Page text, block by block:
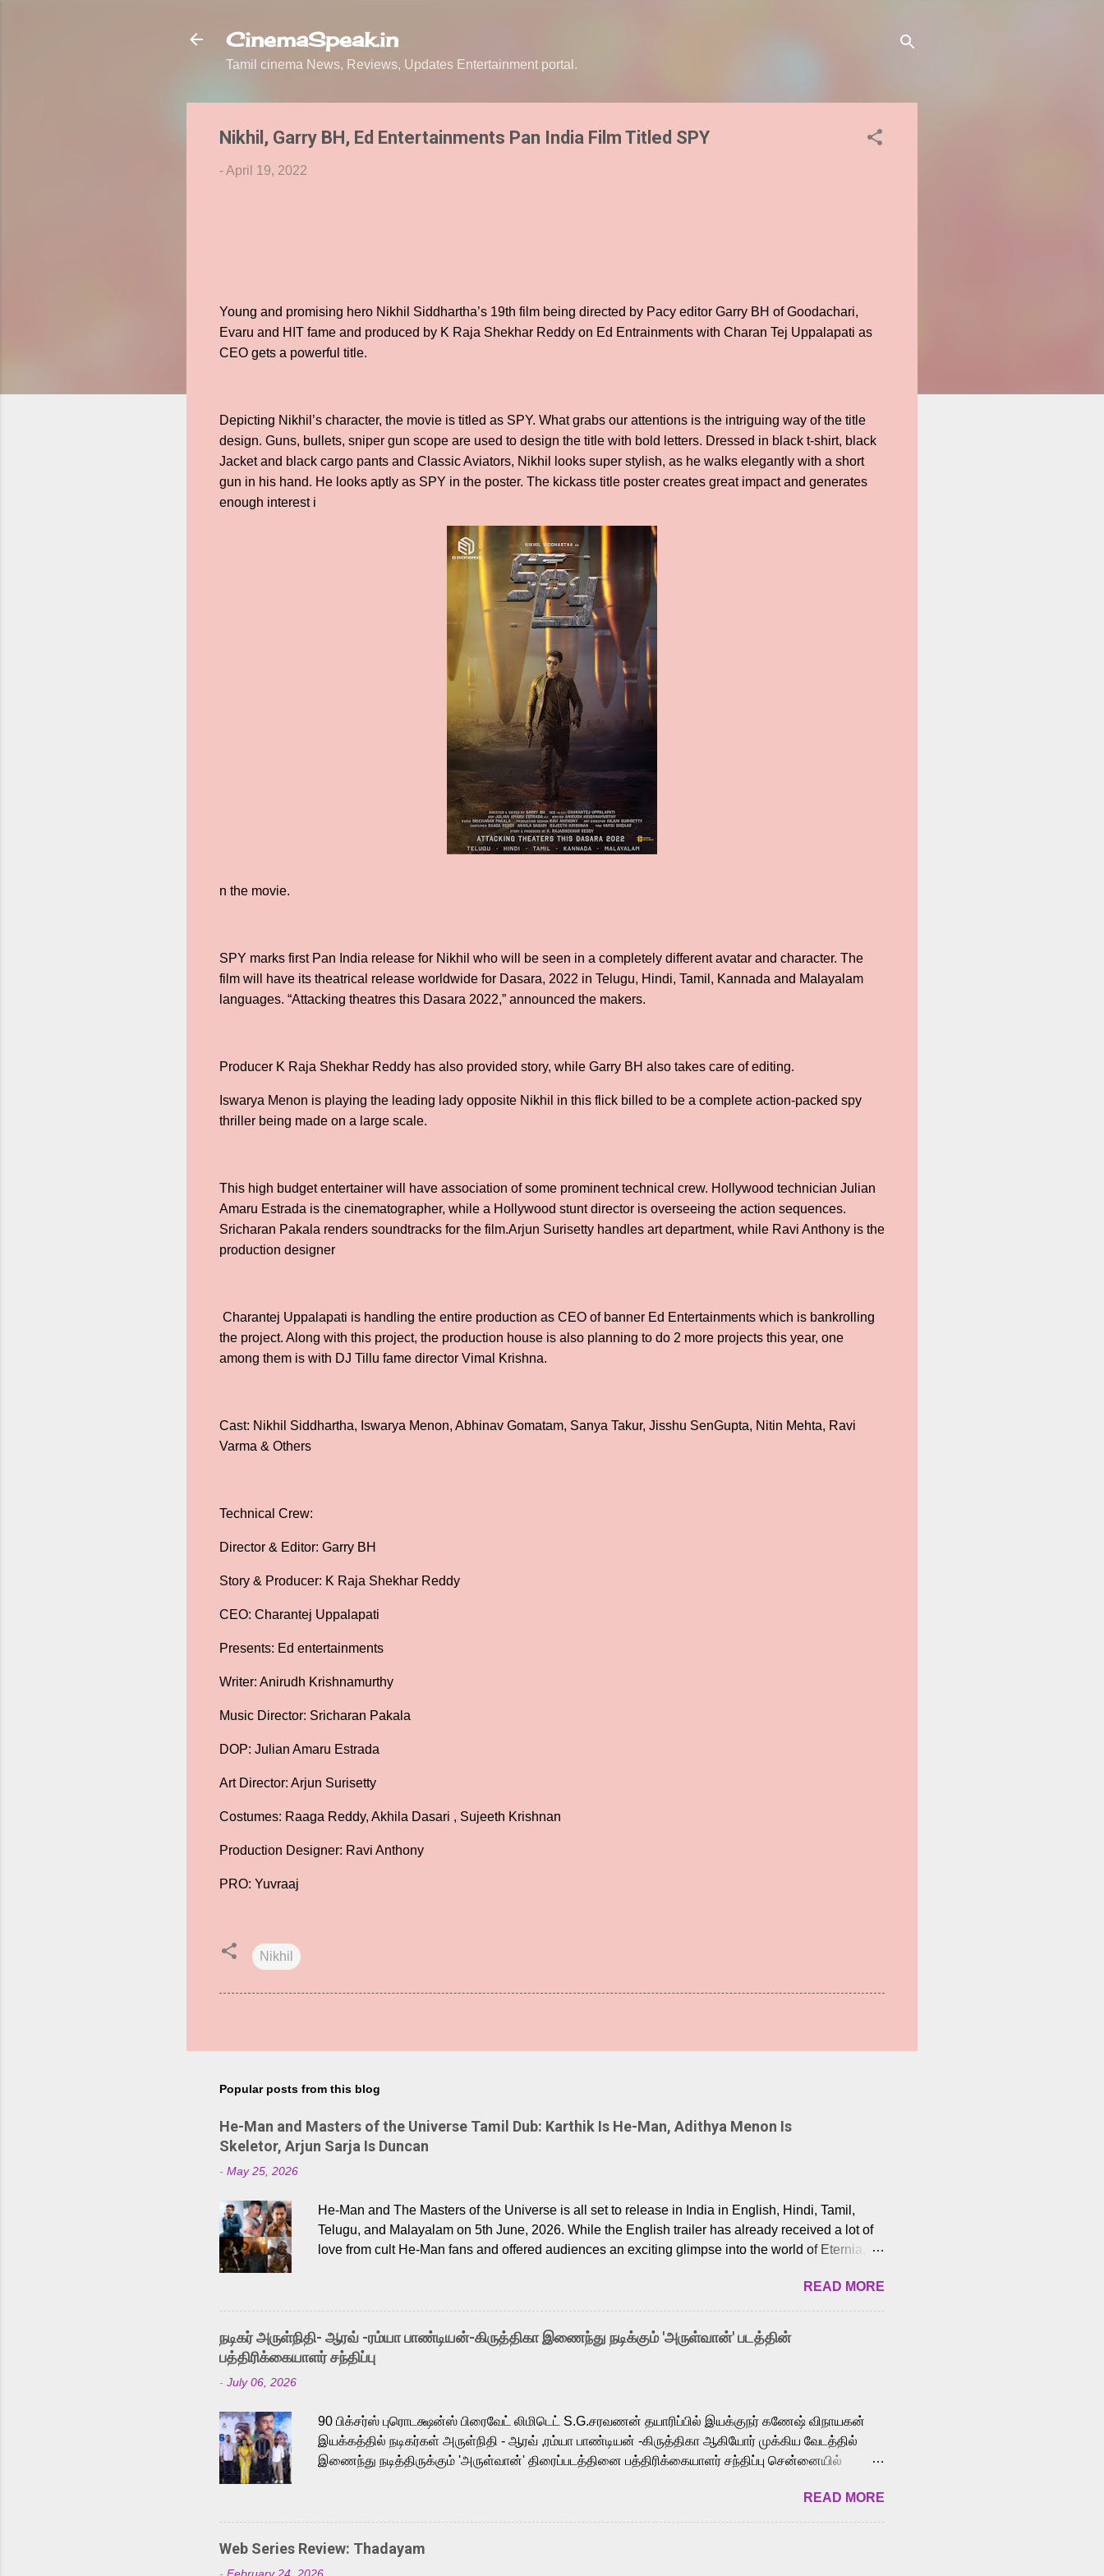
CinemaSpeak.in
Tamil cinema News, Reviews, Updates Entertainment portal.
Nikhil, Garry BH, Ed Entertainments Pan India Film Titled SPY
-April 19, 2022
Young and promising hero Nikhil Siddhartha’s 19th film being directed by Pacy editor Garry BH of Goodachari,
Evaru and HIT fame and produced by K Raja Shekhar Reddy on Ed Entrainments with Charan Tej Uppalapati as
CEO gets a powerful title.
Depicting Nikhil’s character, the movie is titled as SPY. What grabs our attentions is the intriguing way of the title
design. Guns, bullets, sniper gun scope are used to design the title with bold letters. Dressed in black t-shirt, black
Jacket and black cargo pants and Classic Aviators, Nikhil looks super stylish, as he walks elegantly with a short
gun in his hand. He looks aptly as SPY in the poster. The kickass title poster creates great impact and generates
enough interest i
n the movie.
SPY marks first Pan India release for Nikhil who will be seen in a completely different avatar and character. The
film will have its theatrical release worldwide for Dasara, 2022 in Telugu, Hindi, Tamil, Kannada and Malayalam
languages. “Attacking theatres this Dasara 2022,” announced the makers.
Producer K Raja Shekhar Reddy has also provided story, while Garry BH also takes care of editing.
Iswarya Menon is playing the leading lady opposite Nikhil in this flick billed to be a complete action-packed spy
thriller being made on a large scale.
This high budget entertainer will have association of some prominent technical crew. Hollywood technician Julian
Amaru Estrada is the cinematographer, while a Hollywood stunt director is overseeing the action sequences.
Sricharan Pakala renders soundtracks for the film.Arjun Surisetty handles art department, while Ravi Anthony is the
production designer
Charantej Uppalapati is handling the entire production as CEO of banner Ed Entertainments which is bankrolling
the project. Along with this project, the production house is also planning to do 2 more projects this year, one
among them is with DJ Tillu fame director Vimal Krishna.
Cast: Nikhil Siddhartha, Iswarya Menon, Abhinav Gomatam, Sanya Takur, Jisshu SenGupta, Nitin Mehta, Ravi
Varma & Others
Technical Crew:
Director & Editor: Garry BH
Story & Producer: K Raja Shekhar Reddy
CEO: Charantej Uppalapati
Presents: Ed entertainments
Writer: Anirudh Krishnamurthy
Music Director: Sricharan Pakala
DOP: Julian Amaru Estrada
Art Director: Arjun Surisetty
Costumes: Raaga Reddy, Akhila Dasari , Sujeeth Krishnan
Production Designer: Ravi Anthony
PRO: Yuvraaj
Nikhil
Popular posts from this blog
He-Man and Masters of the Universe Tamil Dub: Karthik Is He-Man, Adithya Menon Is
Skeletor, Arjun Sarja Is Duncan
- May 25, 2026
He-Man and The Masters of the Universe is all set to release in India in English, Hindi, Tamil,
Telugu, and Malayalam on 5th June, 2026. While the English trailer has already received a lot of
love from cult He-Man fans and offered audiences an exciting glimpse into the world of Eternia,
Adding to the growing buzz is the film’s powerful Tamil voice cast led by celebrated playback
singer Karthik, who lends his voice to the iconic superhero He-Man. Known for memorable songs
like “Behene De” from Raavan, “Oru Maalai” from Ghajini, and “Mun Andhi” from 7 Aum Arivu,
Karthik is loved for his versatile voice and strong command over multiple languages, making him
a strong fit for the legendary character. Adithya Menon, known for portraying memorable
READ MORE
நடிகர் அருள்நிதி- ஆரவ் -ரம்யா பாண்டியன்-கிருத்திகா இணைந்து நடிக்கும் 'அருள்வான்' படத்தின்
பத்திரிக்கையாளர் சந்திப்பு
- July 06, 2026
90 பிக்சர்ஸ் புரொடக்ஷன்ஸ் பிரைவேட் லிமிடெட் S.G.சரவணன் தயாரிப்பில் இயக்குநர் கணேஷ் விநாயகன்
இயக்கத்தில் நடிகர்கள் அருள்நிதி - ஆரவ் ,ரம்யா பாண்டியன் -கிருத்திகா ஆகியோர் முக்கிய வேடத்தில்
இணைந்து நடித்திருக்கும் 'அருள்வான்' திரைப்படத்தினை பத்திரிக்கையாளர் சந்திப்பு சென்னையில்
அருள்நிதி, ஆரவ், காளி வெங்கட், ரம்யா பாண்டியன், வி டி வி கணேஷ் , ஜான் விஜய், பேபி கிருத்திகா,
'பருத்திவீரன்' சரவணன், ஹரிஷ் உத்தமன் உள்ளிட்ட பலர் நடித்திருக்கிறார்கள். எம். சுகுமார் ஒளிப்பதிவு
செய்திருக்கும் இந்த திரைப்படத்திற்கு ஜீ. வி. பிரகாஷ் குமார் இசையமைத்திருக்கிறார். லால்குடி
இளையராஜா கலை இயக்கத்தை கவனிக்க.. லாரன்ஸ் கிஷோர் படத் தொகுப்பு பணிகளை
READ MORE
Web Series Review: Thadayam